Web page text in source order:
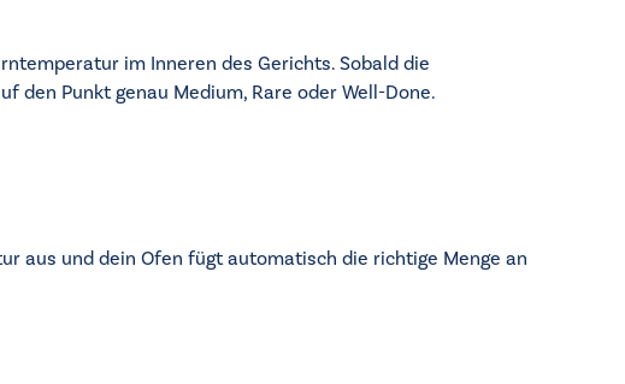
im Inneren des Gerichts. Sobald die
den Punkt genau Medium, Rare oder Well-Done.
aus und dein Ofen fügt automatisch die richtige Menge an